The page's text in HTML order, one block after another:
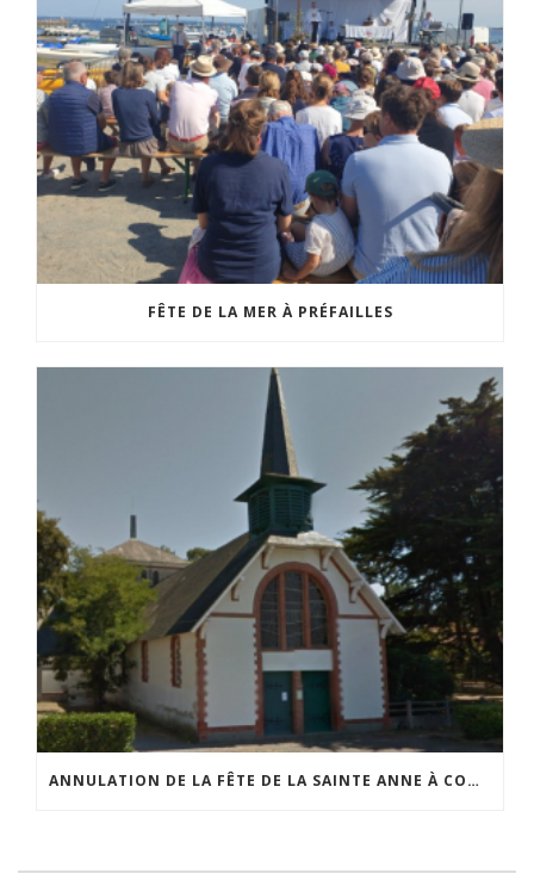
FÊTE DE LA MER À PRÉFAILLES
ANNULATION DE LA FÊTE DE LA SAINTE ANNE À COMBERGE